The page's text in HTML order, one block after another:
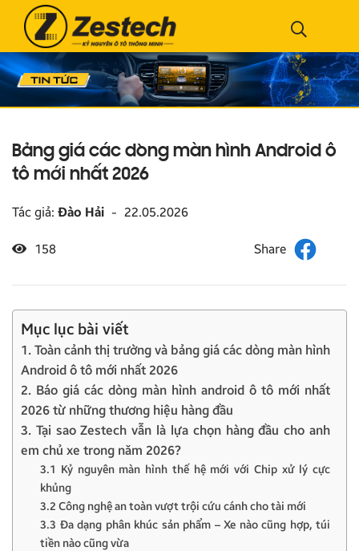
Bảng giá các dòng màn hình Android ô
tô mới nhất 2026
Tác giả: Đào Hải - 22.05.2026
158
Mục lục bài viết
1. Toàn cảnh thị trường và bảng giá các dòng màn hình
Android ô tô mới nhất 2026
2. Báo giá các dòng màn hình android ô tô mới nhất
2026 từ những thương hiệu hàng đầu
3. Tại sao Zestech vẫn là lựa chọn hàng đầu cho anh
em chủ xe trong năm 2026?
3.1 Kỷ nguyên màn hình thế hệ mới với Chip xử lý cực
khủng
3.2 Công nghệ an toàn vượt trội cứu cánh cho tài mới
3.3 Đa dạng phân khúc sản phẩm – Xe nào cũng hợp, túi
tiền nào cũng vừa